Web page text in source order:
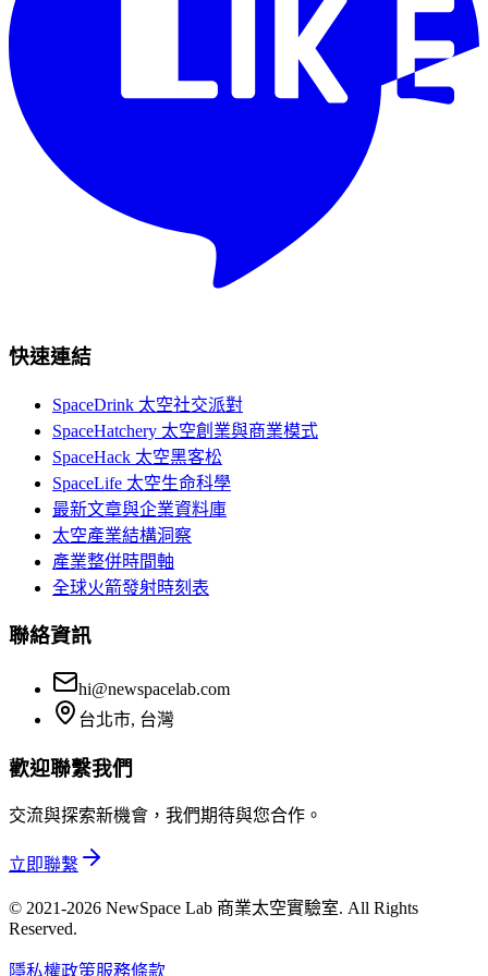
快速連結
SpaceDrink 太空社交派對
SpaceHatchery 太空創業與商業模式
SpaceHack 太空黑客松
SpaceLife 太空生命科學
最新文章與企業資料庫
太空產業結構洞察
產業整併時間軸
全球火箭發射時刻表
聯絡資訊
hi@newspacelab.com
台北市, 台灣
歡迎聯繫我們
交流與探索新機會，我們期待與您合作。
立即聯繫
© 2021-2026 NewSpace Lab 商業太空實驗室. All Rights
Reserved.
隱私權政策服務條款